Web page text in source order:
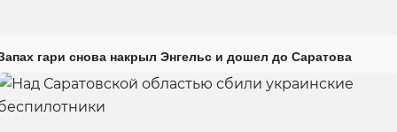
гари снова накрыл Энгельс и дошел до Саратова